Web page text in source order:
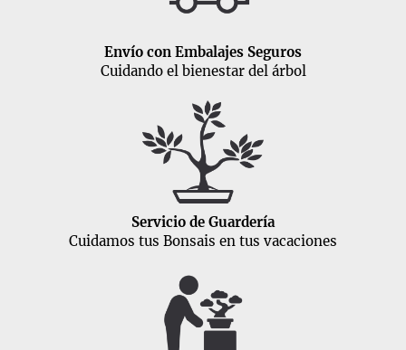
Envío con Embalajes Seguros
Cuidando el bienestar del árbol
Servicio de Guardería
Cuidamos tus Bonsais en tus vacaciones